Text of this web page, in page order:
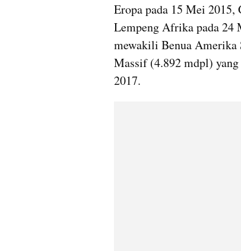
Eropa pada 15 Mei
Lempeng Afrika pada 24
mewakili Benua Amerika
Massif (4.892 mdpl)
2017.